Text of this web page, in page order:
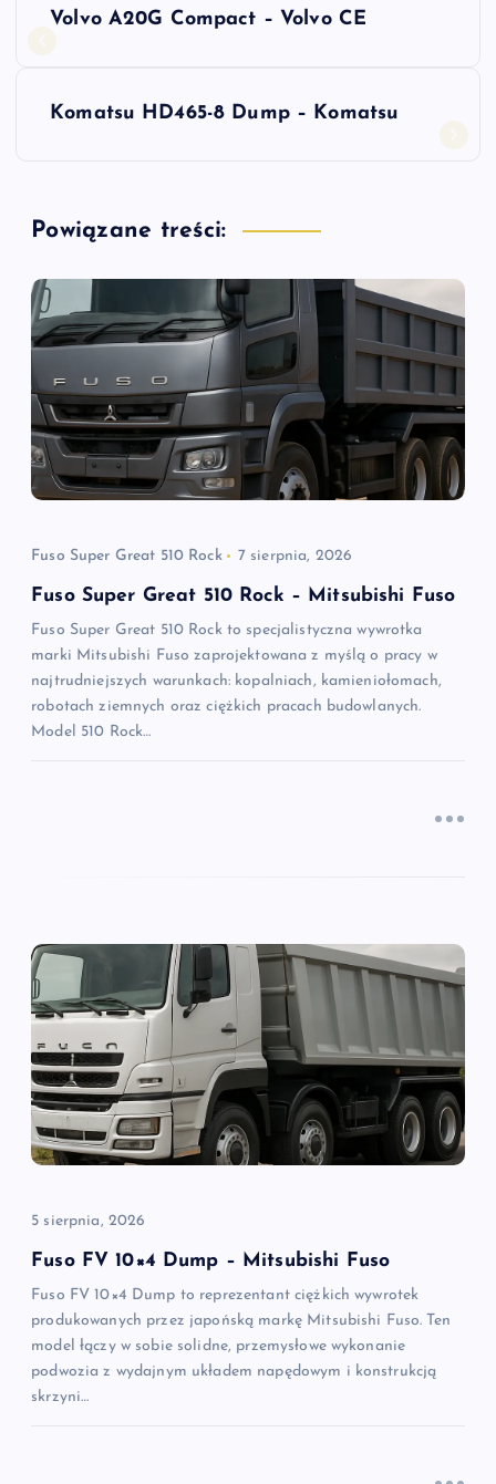
g
a
c
a
w
p
s
u
Volvo A20G Compact – Volvo CE
Komatsu HD465-8 Dump – Komatsu
Powiązane treści:
Fuso Super Great 510 Rock 7 sierpnia, 2026
Fuso Super Great 510 Rock – Mitsubishi Fuso
Fuso Super Great 510 Rock to specjalistyczna wywrotka
marki Mitsubishi Fuso zaprojektowana z myślą o pracy w
najtrudniejszych warunkach: kopalniach, kamieniołomach,
robotach ziemnych oraz ciężkich pracach budowlanych.
Model 510 Rock…
5 sierpnia, 2026
Fuso FV 10×4 Dump – Mitsubishi Fuso
Fuso FV 10×4 Dump to reprezentant ciężkich wywrotek
produkowanych przez japońską markę Mitsubishi Fuso. Ten
model łączy w sobie solidne, przemysłowe wykonanie
podwozia z wydajnym układem napędowym i konstrukcją
skrzyni…